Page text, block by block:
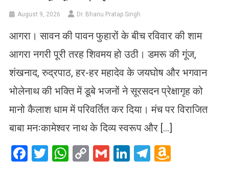
August 9, 2026 Dr. Bhanu Pratap Singh
आगरा। सावन की पावन फुहारों के बीच रविवार की शाम
आगरा नगरी पूरी तरह शिवमय हो उठी। डमरू की गूंज,
शंखनाद, रुद्रपाठ, हर-हर महादेव के जयघोष और भगवान
भोलेनाथ की भक्ति में डूबे भजनों ने सूरसदन प्रेक्षागृह को
मानो कैलाश धाम में परिवर्तित कर दिया। मंच पर विराजित
बाबा मनःकामेश्वर नाथ के दिव्य स्वरूप और […]
Facebook
Twitter
WhatsApp
CopyGmailLinkedIn
Telegram